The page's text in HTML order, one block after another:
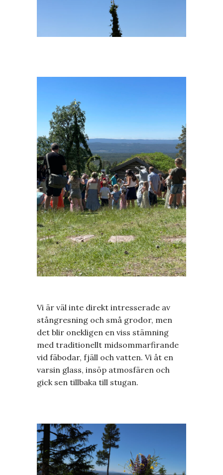
Vi är väl inte direkt intresserade av
stångresning och små grodor, men
det blir onekligen en viss stämning
med traditionellt midsommarfirande
vid fäbodar, fjäll och vatten. Vi åt en
varsin glass, insöp atmosfären och
gick sen tillbaka till stugan.